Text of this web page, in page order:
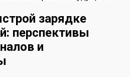
зарядке
перспективы
и